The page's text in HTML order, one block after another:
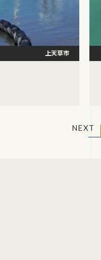
上天草市
NEXT